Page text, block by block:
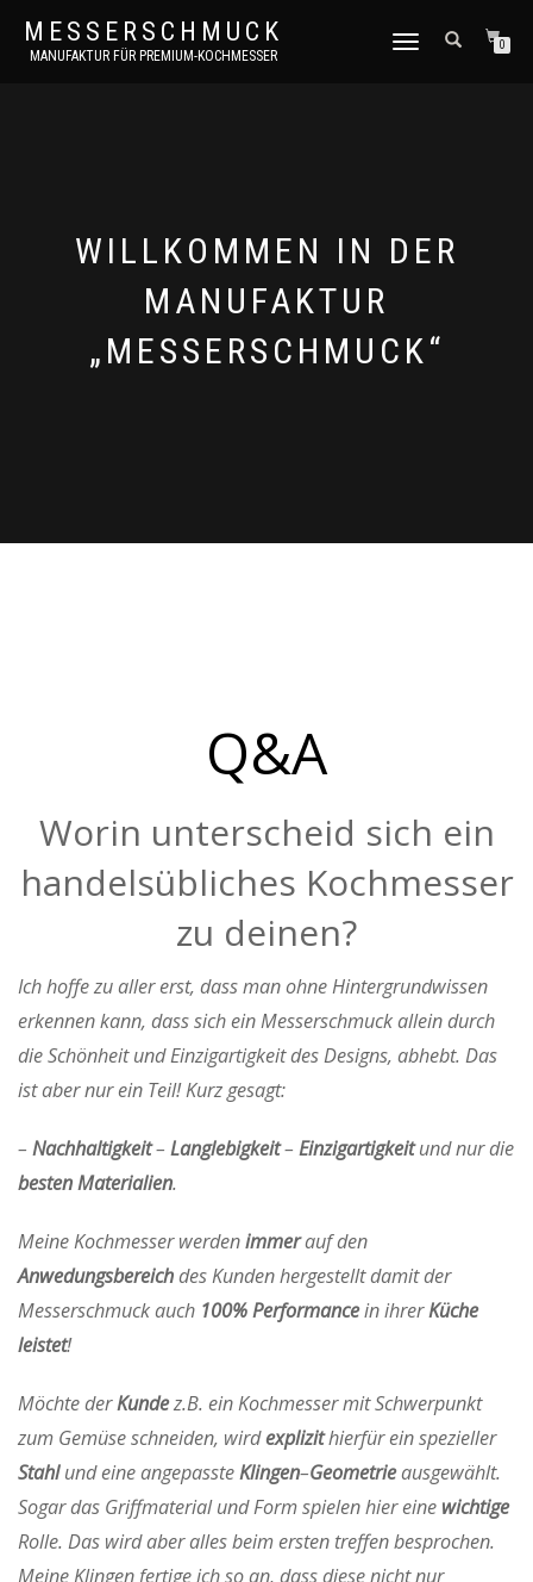
MESSERSCHMUCK
MANUFAKTUR FÜR PREMIUM-KOCHMESSER
NAVIGATION
0
WILLKOMMEN IN DER
MANUFAKTUR
„MESSERSCHMUCK“
Q&A
Worin unterscheid sich ein
handelsübliches Kochmesser
zu deinen?
Ich hoffe zu aller erst, dass man ohne Hintergrundwissen
erkennen kann, dass sich ein Messerschmuck allein durch
die Schönheit und Einzigartigkeit des Designs, abhebt. Das
ist aber nur ein Teil! Kurz gesagt:
– Nachhaltigkeit– Langlebigkeit– Einzigartigkeitund nur die
bestenMaterialien.
Meine Kochmesser werdenimmerauf den
Anwedungsbereichdes Kunden hergestellt damit der
Messerschmuck auch 100%Performancein ihrerKüche
leistet!
Möchte derKundez.B. ein Kochmesser mit Schwerpunkt
zum Gemüse schneiden, wirdexplizithierfür ein spezieller
Stahlund eine angepassteKlingen–Geometrieausgewählt.
Sogar das Griffmaterial und Form spielen hier eine wichtige
Rolle. Das wird aber alles beim ersten treffen besprochen.
Meine Klingen fertige ich so an, dass diese nicht nur